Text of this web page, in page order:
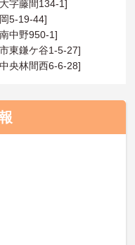
字藤間134-1]
5-19-44]
中野950-1]
東鎌ケ谷1-5-27]
央林間西6-6-28]